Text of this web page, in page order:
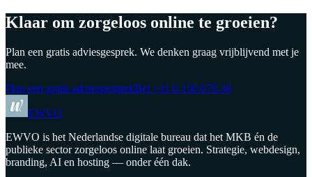
Klaar om zorgeloos online te groeien?
Plan een gratis adviesgesprek. We denken graag vrijblijvend met je
mee.
Plan een gratis adviesgesprekBel +31 6 150 670 38
EWVO
EWVO is het Nederlandse digitale bureau dat het MKB én de
publieke sector zorgeloos online laat groeien. Strategie, webdesign,
branding, AI en hosting — onder één dak.